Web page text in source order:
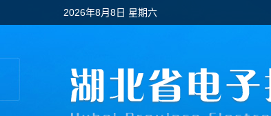
2026年8月8日 星期六